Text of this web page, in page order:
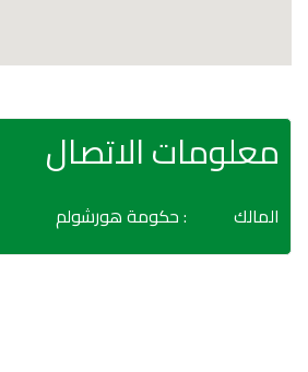
معلومات الاتصال
المالك : حكومة هورشولم